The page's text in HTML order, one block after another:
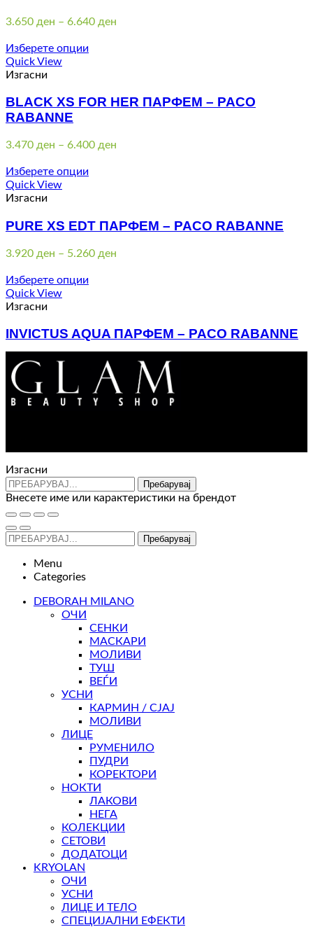
3.650 ден – 6.640 ден
Изберете опции
Quick View
Изгасни
BLACK XS FOR HER ПАРФЕМ – PACO
RABANNE
3.470 ден – 6.400 ден
Изберете опции
Quick View
Изгасни
PURE XS EDT ПАРФЕМ – PACO RABANNE
3.920 ден – 5.260 ден
Изберете опции
Quick View
Изгасни
INVICTUS AQUA ПАРФЕМ – PACO RABANNE
3.770ден – ден
Price
range:
3.770 ден
through
Изгасни
Пребарувај
Внесете име или карактеристики на брендот
Пребарувај
Menu
Categories
DEBORAH MILANO
ОЧИ
СЕНКИ
МАСКАРИ
МОЛИВИ
ТУШ
ВЕЃИ
УСНИ
КАРМИН / СЈАЈ
МОЛИВИ
ЛИЦЕ
РУМЕНИЛО
ПУДРИ
КОРЕКТОРИ
НОКТИ
ЛАКОВИ
НЕГА
КОЛЕКЦИИ
СЕТОВИ
ДОДАТОЦИ
KRYOLAN
ОЧИ
УСНИ
ЛИЦЕ И ТЕЛО
СПЕЦИЈАЛНИ ЕФЕКТИ